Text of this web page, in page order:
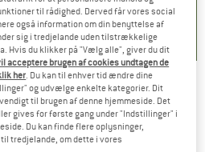
5,0(1)
Tube Sweat -
til rådighed. Derved får vores social
også information om din benyttelse af
sig i tredjelande uden tilstrækkelige
Hvis du klikker på "Vælg alle", giver du dit
acceptere brugen af cookies undtagen de
her. Du kan til enhver tid ændre dine
og udvælge enkelte kategorier. Dit
til brugen af denne hjemmeside. Det
gives for første gang under "Indstillinger" i
Du kan finde flere oplysninger,
tredjelande, om dette i vores